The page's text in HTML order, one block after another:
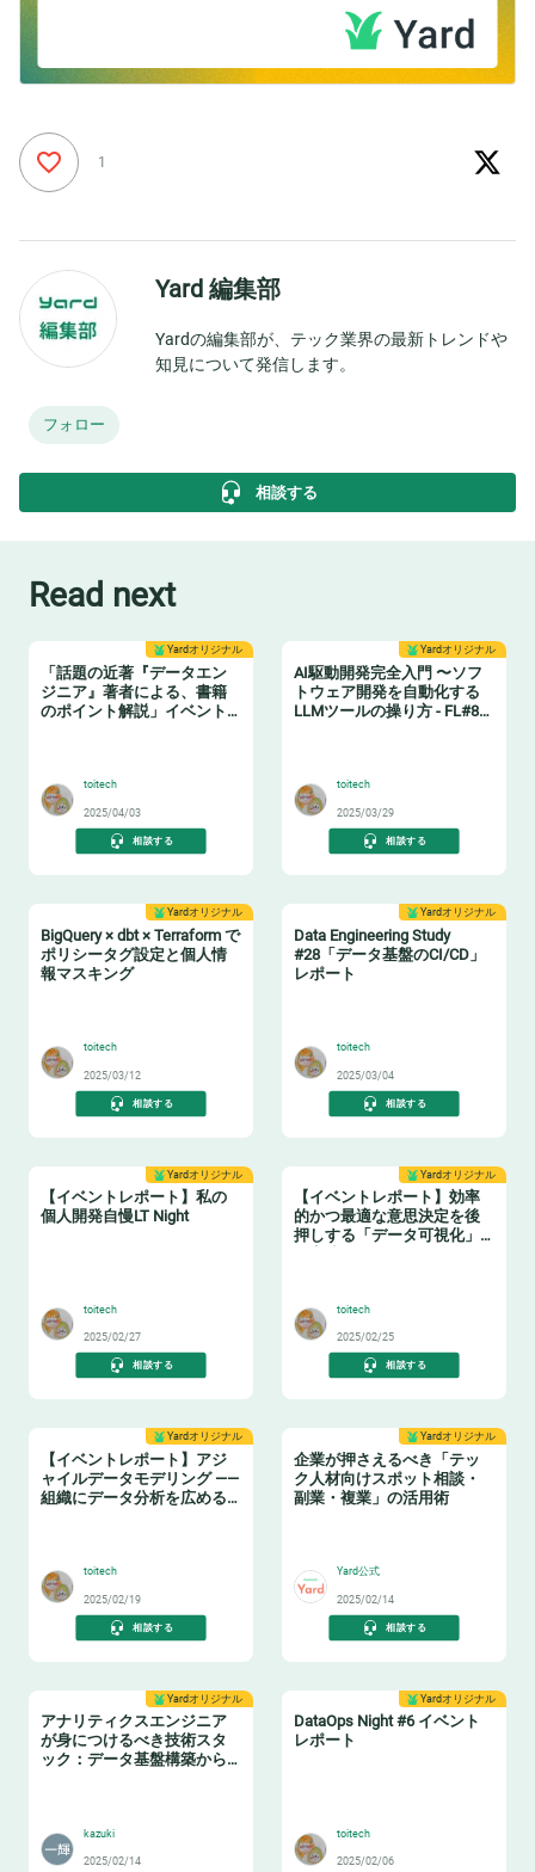
1
Yard 編集部
Yardの編集部が、テック業界の最新トレンドや
知見について発信します。
フォロー
相談する
Read next
Yardオリジナル
「話題の近著『データエン
ジニア』著者による、書籍
のポイント解説」イベント
toitech
2025/04/03
相談する
Yardオリジナル
AI駆動開発完全入門 〜ソフ
トウェア開発を自動化する
LLMツールの操り方 - FL#87
toitech
2025/03/29
相談する
Yardオリジナル
BigQuery × dbt × Terraform で
ポリシータグ設定と個人情
報マスキング
toitech
2025/03/12
相談する
Yardオリジナル
Data Engineering Study
#28「データ基盤のCI/CD」
レポート
toitech
2025/03/04
相談する
Yardオリジナル
【イベントレポート】私の
個人開発自慢LT Night
toitech
2025/02/27
相談する
Yardオリジナル
【イベントレポート】効率
的かつ最適な意思決定を後
押しする「データ可視化」
toitech
2025/02/25
相談する
Yardオリジナル
【イベントレポート】アジ
ャイルデータモデリング ——
組織にデータ分析を広める
toitech
2025/02/19
相談する
Yardオリジナル
企業が押さえるべき「テッ
ク人材向けスポット相談・
副業・複業」の活用術
Yard公式
2025/02/14
相談する
Yardオリジナル
アナリティクスエンジニア
が身につけるべき技術スタ
ック：データ基盤構築からBI
kazuki
2025/02/14
Yardオリジナル
DataOps Night #6 イベント
レポート
toitech
2025/02/06